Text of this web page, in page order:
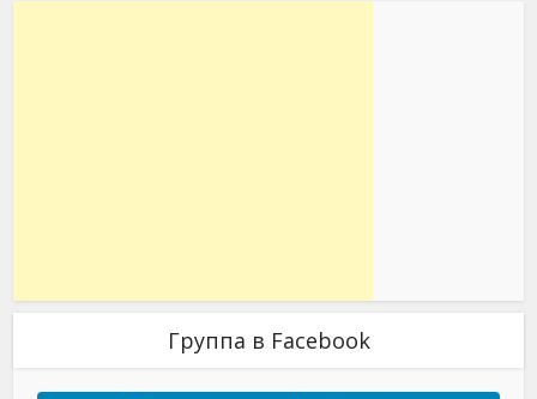
Группа в Facebook